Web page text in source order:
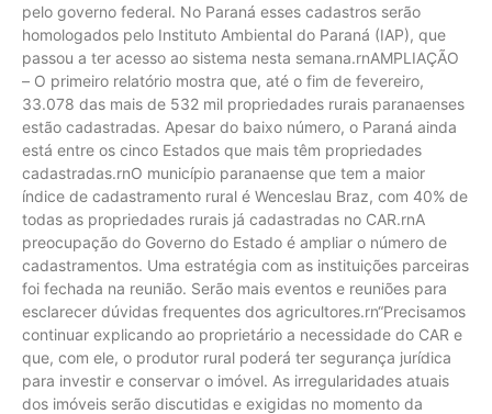
pelo governo federal. No Paraná esses cadastros serão
homologados pelo Instituto Ambiental do Paraná (IAP), que
passou a ter acesso ao sistema nesta semana.rnAMPLIAÇÃO
– O primeiro relatório mostra que, até o fim de fevereiro,
33.078 das mais de 532 mil propriedades rurais paranaenses
estão cadastradas. Apesar do baixo número, o Paraná ainda
está entre os cinco Estados que mais têm propriedades
cadastradas.rnO município paranaense que tem a maior
índice de cadastramento rural é Wenceslau Braz, com 40% de
todas as propriedades rurais já cadastradas no CAR.rnA
preocupação do Governo do Estado é ampliar o número de
cadastramentos. Uma estratégia com as instituições parceiras
foi fechada na reunião. Serão mais eventos e reuniões para
esclarecer dúvidas frequentes dos agricultores.rn“Precisamos
continuar explicando ao proprietário a necessidade do CAR e
que, com ele, o produtor rural poderá ter segurança jurídica
para investir e conservar o imóvel. As irregularidades atuais
dos imóveis serão discutidas e exigidas no momento da